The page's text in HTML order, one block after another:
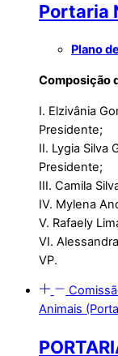
Portaria
Plano
Composição
I. Elzivânia
Presidente;
II. Lygia Silva
Presidente;
III. Camila
IV. Mylena
V. Rafaely
VI.
VP.
Animais